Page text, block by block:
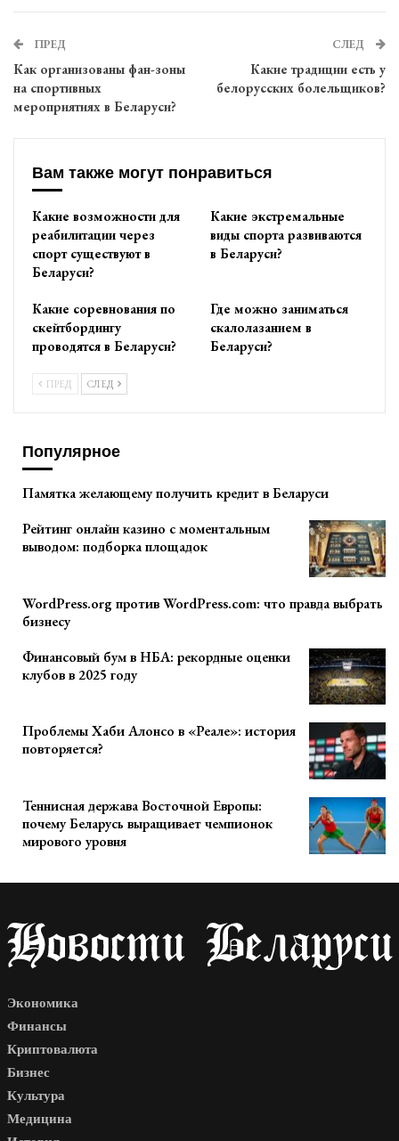
ПРЕД
Как организованы фан-зоны
на спортивных
мероприятиях в Беларуси?
СЛЕД
Какие традиции есть у
белорусских болельщиков?
Вам также могут понравиться
Какие возможности для
реабилитации через
спорт существуют в
Беларуси?
Какие экстремальные
виды спорта развиваются
в Беларуси?
Какие соревнования по
скейтбордингу
проводятся в Беларуси?
Где можно заниматься
скалолазанием в
Беларуси?
ПРЕД СЛЕД
Популярное
Памятка желающему получить кредит в Беларуси
Рейтинг онлайн казино с моментальным
выводом: подборка площадок
WordPress.org против WordPress.com: что правда выбрать
бизнесу
Финансовый бум в НБА: рекордные оценки
клубов в 2025 году
Проблемы Хаби Алонсо в «Реале»: история
повторяется?
Теннисная держава Восточной Европы:
почему Беларусь выращивает чемпионок
мирового уровня
Экономика
Финансы
Криптовалюта
Бизнес
Культура
Медицина